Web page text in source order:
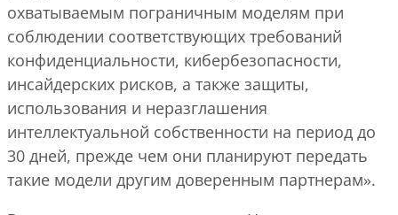
охватываемым пограничным моделям при
соблюдении соответствующих требований
конфиденциальности, кибербезопасности,
инсайдерских рисков, а также защиты,
использования и неразглашения
интеллектуальной собственности на период до
30 дней, прежде чем они планируют передать
такие модели другим доверенным партнерам».